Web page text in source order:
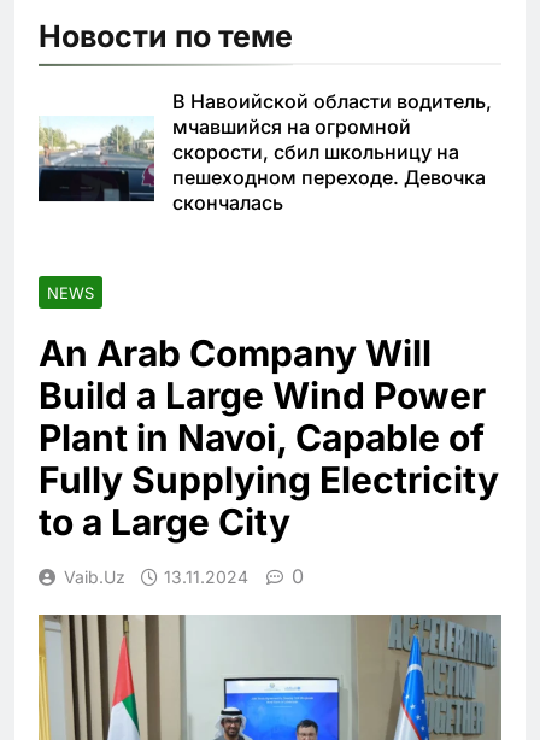
Новости по теме
В Навоийской области водитель,
мчавшийся на огромной
скорости, сбил школьницу на
пешеходном переходе. Девочка
скончалась
NEWS
An Arab Company Will
Build a Large Wind Power
Plant in Navoi, Capable of
Fully Supplying Electricity
to a Large City
Vaib.uz 13.11.2024 0